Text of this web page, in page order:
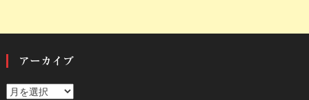
アーカイブ
ア